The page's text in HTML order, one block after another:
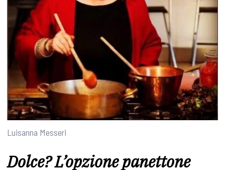
Luisanna Messeri
Dolce? L’opzione panettone